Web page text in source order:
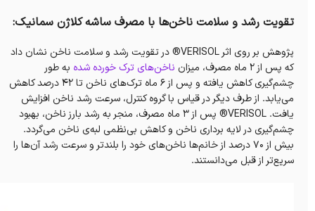
تقویت رشد و سلامت ناخن‌ها با مصرف ساشه کلاژن سمانیک:
پژوهش بر روی اثر VERISOL® در تقویت رشد و سلامت ناخن نشان داد
که پس از ۲ ماه مصرف، میزان
ناخن‌های ترک خورده شده به طور
چشم‌گیری کاهش یافته و پس از ۶ ماه ترک‌های ناخن تا ۴۲ درصد کاهش
می‌یابد. از طرف دیگر در قیاس با گروه کنترل، سرعت رشد ناخن افزایش
یافت. VERISOL® پس از ۳ ماه مصرف، منجر به رشد بارز ناخن، بهبود
چشم‌گیری در لایه برداری ناخن و کاهش بی‌نظمی لبه‌ی ناخن می‌گردد.
بیش از ۷۰ درصد از خانم‌ها ناخن‌های خود را بلندتر و سرعت رشد آن‌ها را
سریع‌تر از قبل می‌دانستند.